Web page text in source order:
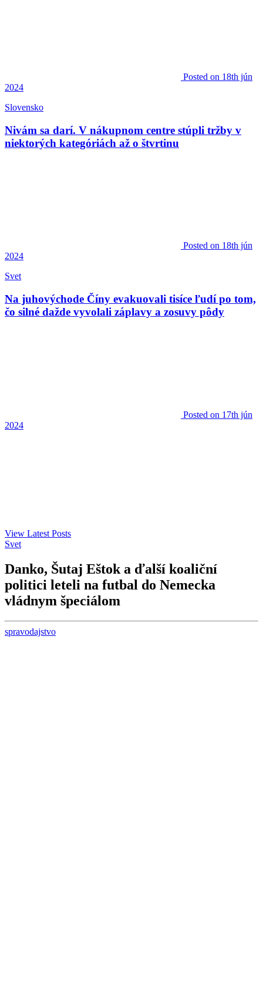
Posted on 18th jún
2024
Slovensko
Nivám sa darí. V nákupnom centre stúpli tržby v
niektorých kategóriách až o štvrtinu
Posted on 18th jún
2024
Svet
Na juhovýchode Číny evakuovali tisíce ľudí po tom,
čo silné dažde vyvolali záplavy a zosuvy pôdy
Posted on 17th jún
2024
View Latest Posts
Svet
Danko, Šutaj Eštok a ďalší koaliční
politici leteli na futbal do Nemecka
vládnym špeciálom
spravodajstvo